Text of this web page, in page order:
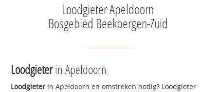
Loodgieter Apeldoorn
Bosgebied Beekbergen-Zuid
Loodgieterin Apeldoorn
Loodgieter in Apeldoorn en omstreken nodig? Loodgieter